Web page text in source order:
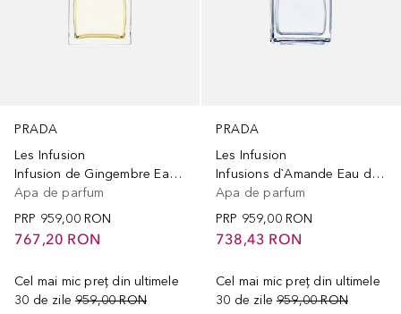
PRADA
Les Infusion
Infusion de Gingembre Eau de Parfum
Apa de parfum
PRP 959,00 RON
767,20 RON
Cel mai mic preț din ultimele
30 de zile 959,00 RON
PRADA
Les Infusion
Infusions d`Amande Eau de Parfum
Apa de parfum
PRP 959,00 RON
738,43 RON
Cel mai mic preț din ultimele
30 de zile 959,00 RON